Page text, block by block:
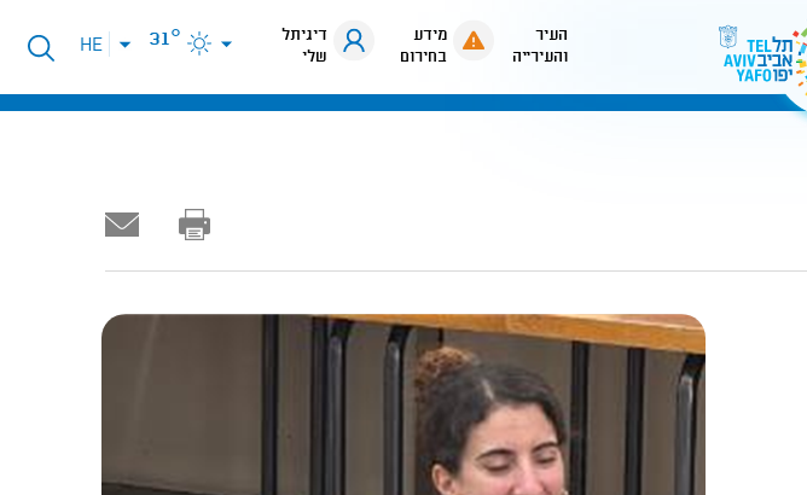
העיר
והעירייה
מידע
בחירום
דיגיתל
שלי
31°
פתיחת
תפריט
HE